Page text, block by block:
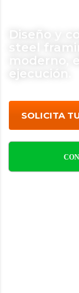
Diseño y
steel
moderno,
ejecución.
SOLICITA